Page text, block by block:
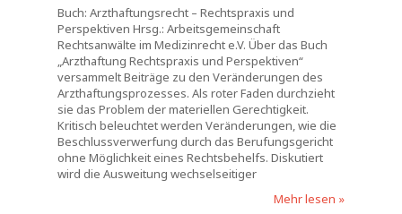
Buch: Arzthaftungsrecht – Rechtspraxis und
Perspektiven Hrsg.: Arbeitsgemeinschaft
Rechtsanwälte im Medizinrecht e.V. Über das Buch
„Arzthaftung Rechtspraxis und Perspektiven“
versammelt Beiträge zu den Veränderungen des
Arzthaftungsprozesses. Als roter Faden durchzieht
sie das Problem der materiellen Gerechtigkeit.
Kritisch beleuchtet werden Veränderungen, wie die
Beschlussverwerfung durch das Berufungsgericht
ohne Möglichkeit eines Rechtsbehelfs. Diskutiert
wird die Ausweitung wechselseitiger
Mehr lesen »